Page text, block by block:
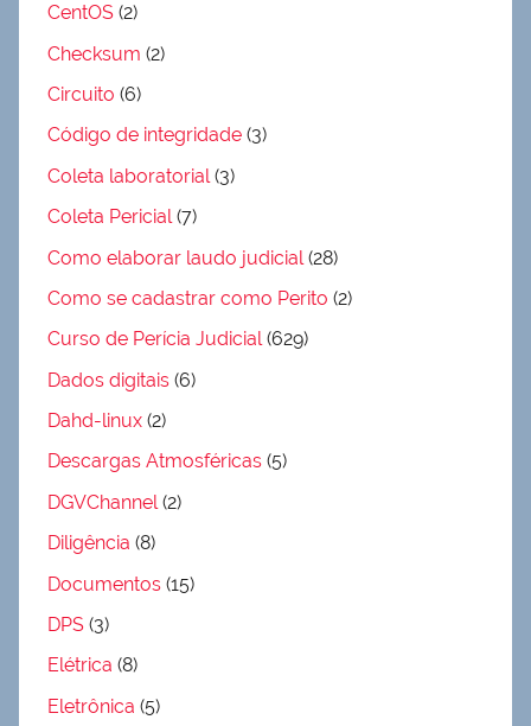
CentOS (2)
Checksum (2)
Circuito (6)
Código de integridade (3)
Coleta laboratorial(3)
Coleta Pericial(7)
Como elaborar laudo judicial (28)
Como se cadastrar como Perito (2)
Curso de Perícia Judicial(629)
Dados digitais (6)
Dahd-linux (2)
Descargas Atmosféricas (5)
DGVChannel(2)
Diligência (8)
Documentos (15)
DPS (3)
Elétrica (8)
Eletrônica (5)